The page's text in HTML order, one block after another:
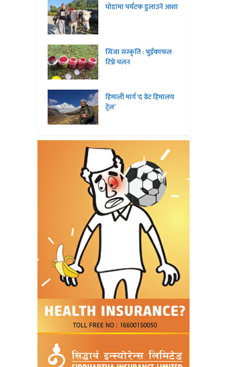
घोडामा पर्यटक डुलाउने आशा
सिंजा संस्कृति : भुइँकाफल
टिप्ने चलन
हिमाली मार्ग ‘द ग्रेट हिमालय
ट्रेल’